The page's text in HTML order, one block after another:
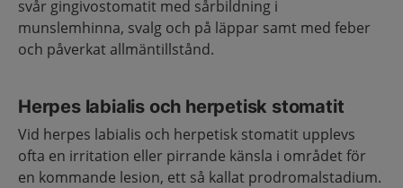
svår gingivostomatit med sårbildning i
munslemhinna, svalg och på läppar samt med feber
och påverkat allmäntillstånd.
Herpes labialis och herpetisk stomatit
Vid herpes labialis och herpetisk stomatit upplevs
ofta en irritation eller pirrande känsla i området för
en kommande lesion, ett så kallat prodromalstadium.